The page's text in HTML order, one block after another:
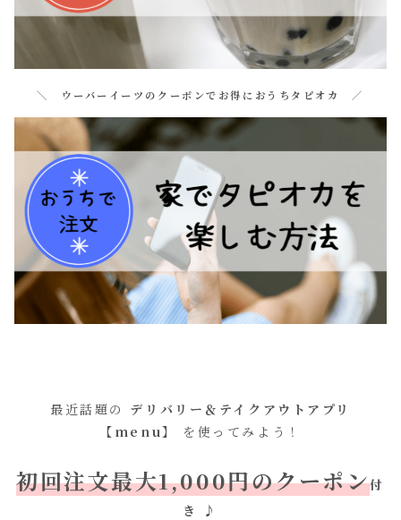
＼ ウーバーイーツのクーポンでお得におうちタピオカ ／
最近話題の デリバリー＆テイクアウトアプリ
【menu】
を使ってみよう！
初回注文最大1,000円のクーポン付
き
♪